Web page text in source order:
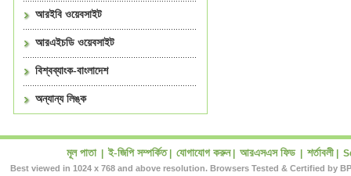
আরইবি ওয়েবসাইট
আরএইচডি ওয়েবসাইট
বিশ্বব্যাংক-বাংলাদেশ
অন্যান্য লিঙ্ক
মূল পাতা ই-জিপি সম্পর্কিত| যোগাযোগ করুন| আরএসএস ফিড শর্তাবলী
Best viewed in 1024 x 768 and above resolution. Browsers Tested & Certified by